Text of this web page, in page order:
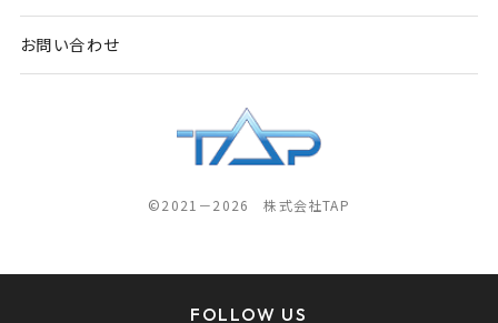
お問い合わせ
©2021－2026 株式会社TAP
FOLLOW US